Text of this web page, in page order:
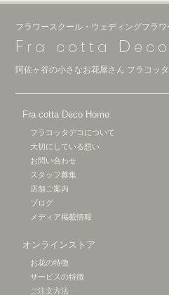
フラワースクール・ウェディングフラワ
F ra cotta D eco
阿佐ヶ谷の小さなお花屋さん フラコッ
Fra cotta Deco Home
フラコッタデコについて
大切にしている想い
お問い合わせ
スタッフ募集
店舗ご案内
ブログ
メディア掲載情報
オンラインストア
お花の特徴
サービスの特徴
ご注文方法